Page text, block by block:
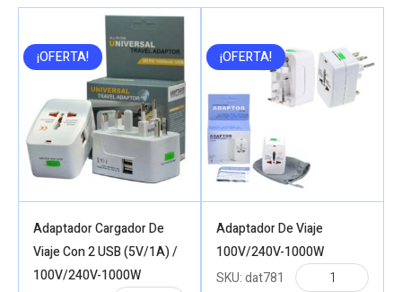
¡OFERTA!
Adaptador Cargador De
Viaje Con 2 USB (5V/1A) /
100V/240V-1000W
¡OFERTA!
Adaptador De Viaje
100V/240V-1000W
SKU:dat781